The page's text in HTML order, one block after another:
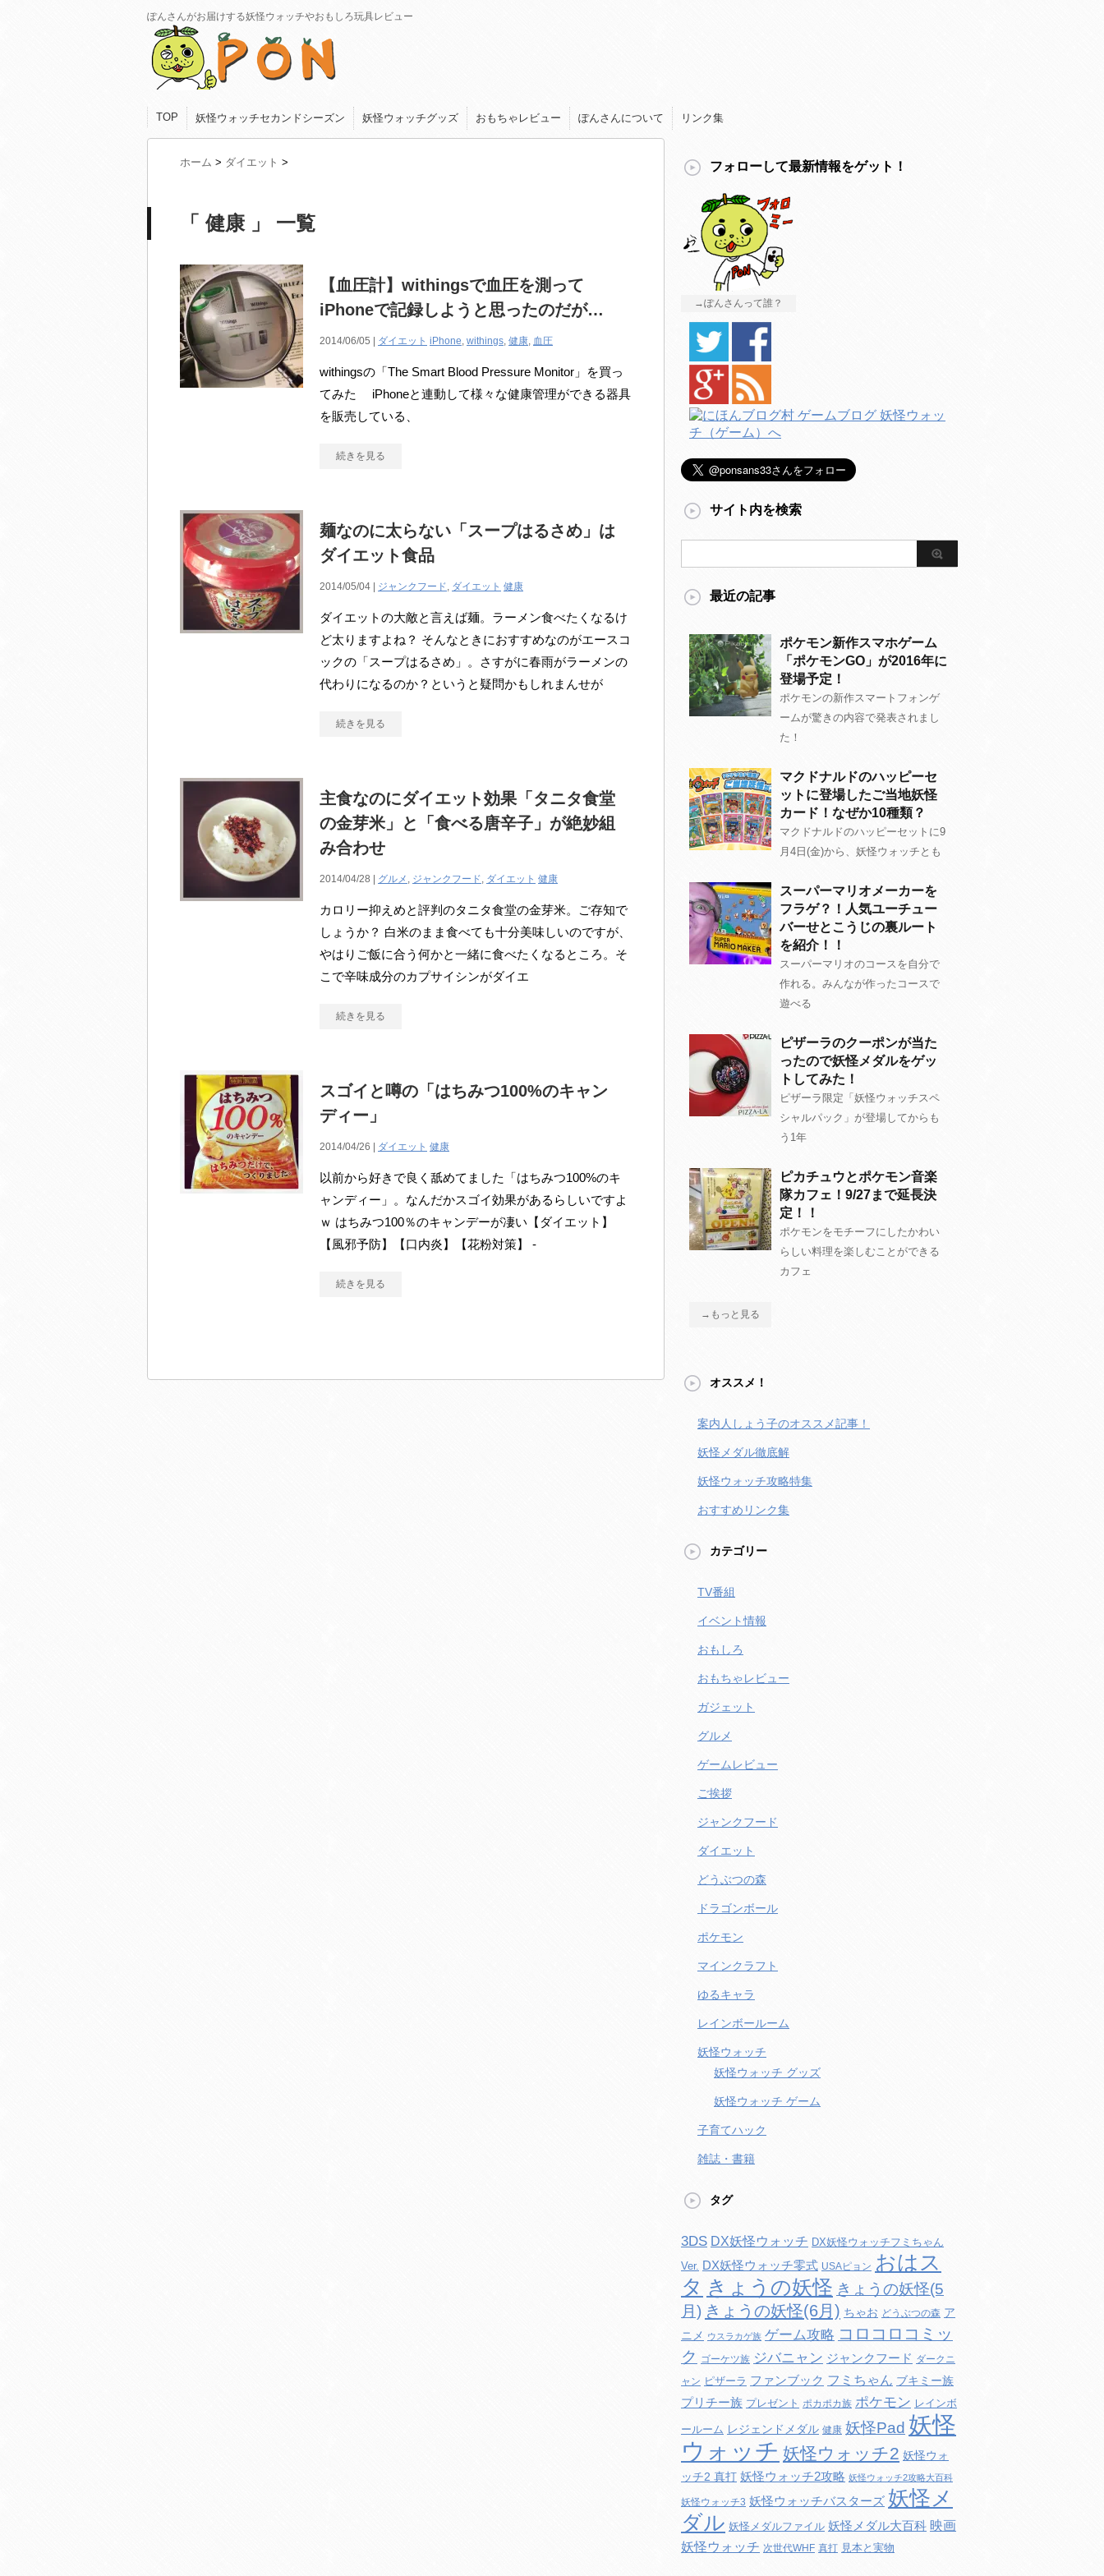
ぽんさんがお届けする妖怪ウォッチやおもしろ玩具レビュー
TOP 妖怪ウォッチセカンドシーズン 妖怪ウォッチグッズ おもちゃレビュー ぽんさんについて リンク集
ホーム > ダイエット >
「 健康 」 一覧
【血圧計】withingsで血圧を測って
iPhoneで記録しようと思ったのだが…
2014/06/05 | ダイエット iPhone, withings, 健康, 血圧
withingsの「The Smart Blood Pressure Monitor」を買っ
てみた iPhoneと連動して様々な健康管理ができる器具
を販売している、
続きを見る
麺なのに太らない「スープはるさめ」は
ダイエット食品
2014/05/04 | ジャンクフード, ダイエット 健康
ダイエットの大敵と言えば麺。ラーメン食べたくなるけ
ど太りますよね？ そんなときにおすすめなのがエースコ
ックの「スープはるさめ」。さすがに春雨がラーメンの
代わりになるのか？というと疑問かもしれまんせが
続きを見る
主食なのにダイエット効果「タニタ食堂
の金芽米」と「食べる唐辛子」が絶妙組
み合わせ
2014/04/28 | グルメ , ジャンクフード, ダイエット 健康
カロリー抑えめと評判のタニタ食堂の金芽米。ご存知で
しょうか？ 白米のまま食べても十分美味しいのですが、
やはりご飯に合う何かと一緒に食べたくなるところ。そ
こで辛味成分のカプサイシンがダイエ
続きを見る
スゴイと噂の「はちみつ100%のキャン
ディー」
2014/04/26 | ダイエット 健康
以前から好きで良く舐めてました「はちみつ100%のキ
ャンディー」。なんだかスゴイ効果があるらしいですよ
ｗ はちみつ100％のキャンデーが凄い【ダイエット】
【風邪予防】【口内炎】【花粉対策】 -
続きを見る
フォローして最新情報をゲット！
→ぽんさんって誰？
サイト内を検索
最近の記事
ポケモン新作スマホゲーム
「ポケモンGO」が2016年に
登場予定！
ポケモンの新作スマートフォンゲ
ームが驚きの内容で発表されまし
た！
マクドナルドのハッピーセ
ットに登場したご当地妖怪
カード！なぜか10種類？
マクドナルドのハッピーセットに9
月4日(金)から、妖怪ウォッチとも
スーパーマリオメーカーを
フラゲ？！人気ユーチュー
バーせとこうじの裏ルート
を紹介！！
スーパーマリオのコースを自分で
作れる。みんなが作ったコースで
遊べる
ピザーラのクーポンが当た
ったので妖怪メダルをゲッ
トしてみた！
ピザーラ限定「妖怪ウォッチスペ
シャルパック」が登場してからも
う1年
ピカチュウとポケモン音楽
隊カフェ！9/27まで延長決
定！！
ポケモンをモチーフにしたかわい
らしい料理を楽しむことができる
カフェ
→もっと見る
オススメ！
案内人しょう子のオススメ記事！
妖怪メダル徹底解
妖怪ウォッチ攻略特集
おすすめリンク集
カテゴリー
TV番組
イベント情報
おもしろ
おもちゃレビュー
ガジェット
グルメ
ゲームレビュー
ご挨拶
ジャンクフード
ダイエット
どうぶつの森
ドラゴンボール
ポケモン
マインクラフト
ゆるキャラ
レインボールーム
妖怪ウォッチ
妖怪ウォッチ グッズ
妖怪ウォッチ ゲーム
子育てハック
雑誌・書籍
タグ
3DS DX妖怪ウォッチ DX妖怪ウォッチフミちゃん
Ver. DX妖怪ウォッチ零式 USAピョン おはス
タ きょうの妖怪 きょうの妖怪(5
月) きょうの妖怪(6月) ちゃお どうぶつの森 ア
ニメ ウスラカゲ族 ゲーム攻略 コロコロコミッ
ク ゴーケツ族 ジバニャン ジャンクフード ダークニ
ャン ピザーラ ファンブック フミちゃん ブキミー族
プリチー族 プレゼント ポカポカ族 ポケモン レインボ
ールーム レジェンドメダル 健康 妖怪Pad 妖怪
ウォッチ 妖怪ウォッチ2 妖怪ウォ
ッチ2 真打 妖怪ウォッチ2攻略 妖怪ウォッチ2攻略大百科
妖怪ウォッチ3 妖怪ウォッチバスターズ 妖怪メ
ダル 妖怪メダルファイル 妖怪メダル大百科 映画
妖怪ウォッチ 次世代WHF 真打 見本と実物